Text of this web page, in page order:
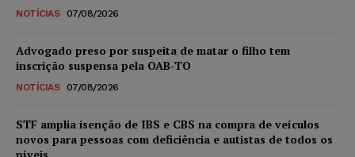
NOTÍCIAS 07/08/2026
Advogado preso por suspeita de matar o filho tem
inscrição suspensa pela OAB-TO
NOTÍCIAS 07/08/2026
STF amplia isenção de IBS e CBS na compra de veículos
novos para pessoas com deficiência e autistas de todos os
níveis